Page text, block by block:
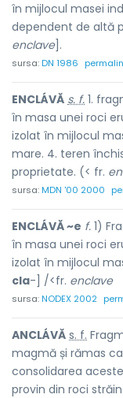
în mijlocul masei
dependent de altă
enclave].
sursa:DN 1986
ENCLÁVĂ s. f. 1.
în masa unei roci
izolat în mijlocul
mare. 4. teren
proprietate. (< fr.
sursa:MDN '00 2000
ENCLÁVĂ ~e f. 1)
în masa unei roci
izolat în mijlocul
cla-] /<fr. enclave
sursa:NODEX 2002
ANCLÁVĂ s. f.
magmă și rămas
consolidarea
provin din roci